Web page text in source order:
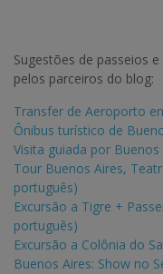
Sugestões de passeios
pelos parceiros do blog:
Transfer de Aeroporto
Ônibus turístico de
Visita guiada por
Tour Buenos Aires,
português)
Excursão a Tigre +
português)
Excursão a Colônia do
Buenos Aires: Show no